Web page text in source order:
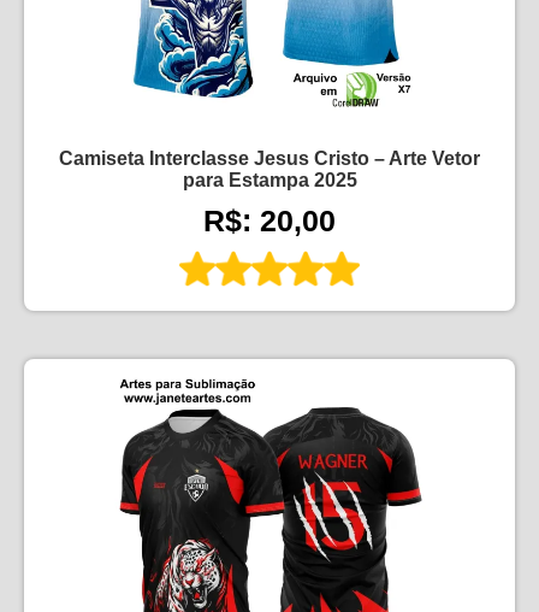
Camiseta Interclasse Jesus Cristo – Arte Vetor
para Estampa 2025
R$: 20,00